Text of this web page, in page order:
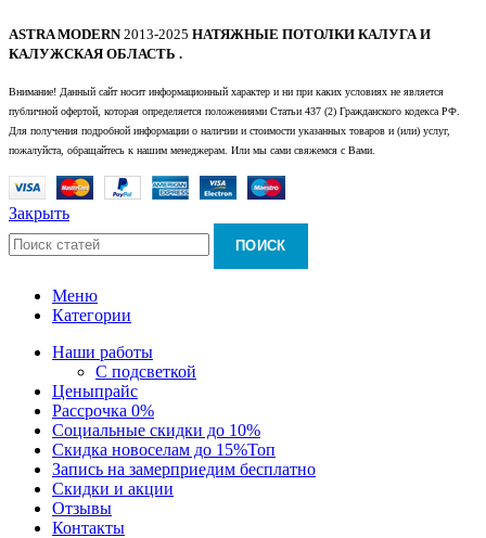
ASTRA MODERN2013-2025 НАТЯЖНЫЕ ПОТОЛКИ КАЛУГА И
КАЛУЖСКАЯ ОБЛАСТЬ .
Внимание! Данный сайт носит информационный характер и ни при каких условиях не является
публичной офертой, которая определяется положениями Статьи 437 (2) Гражданского кодекса РФ.
Для получения подробной информации о наличии и стоимости указанных товаров и (или) услуг,
пожалуйста, обращайтесь к нашим менеджерам. Или мы сами свяжемся с Вами.
Закрыть
ПОИСК
Меню
Категории
Наши работы
С подсветкой
Ценыпрайс
Рассрочка 0%
Социальные скидки до 10%
Скидка новоселам до 15%Топ
Запись на замерприедим бесплатно
Скидки и акции
Отзывы
Контакты